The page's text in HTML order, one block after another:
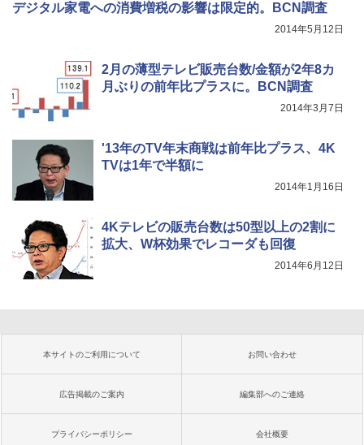
デジタル家電への消費増税の影響は限定的。BCN調査
2014年5月12日
2月の薄型テレビ販売台数/金額が2年8カ
月ぶりの前年比プラスに。BCN調査
2014年3月7日
'13年のTV年末商戦は前年比プラス、4K
TVは1年で半額に
2014年1月16日
4Kテレビの販売台数は50型以上の2割に
拡大、W杯効果でレコーダも回復
2014年6月12日
本サイトのご利用について お問い合わせ
広告掲載のご案内 編集部へのご連絡
プライバシーポリシー 会社概要